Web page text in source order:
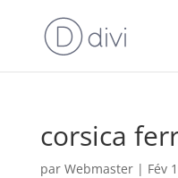
corsica
par Webmaster| Fév